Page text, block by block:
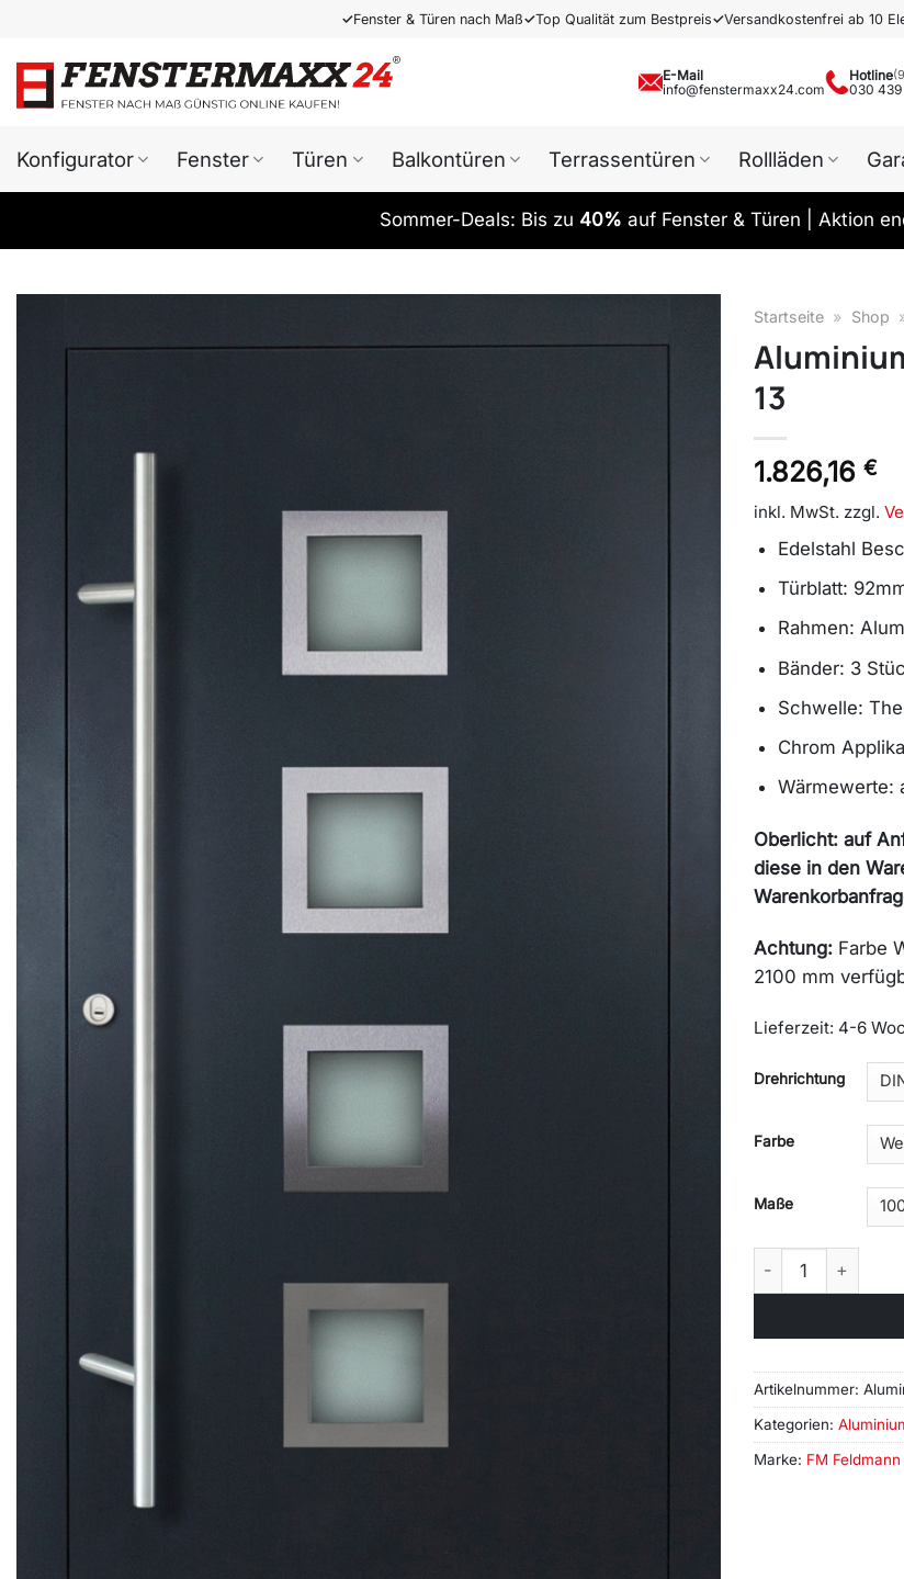
springen
✓Fenster & Türen nach Maß✓Top Qualität zum Bestpreis✓Versandkostenfrei ab 10
E-Mail
info@fenstermaxx24.com
Hotline
030
Konfigurator Fenster Türen Balkontüren Terrassentüren Rollläden
Sommer-Deals: Bis zu 40% auf Fenster & Türen | Aktion
Startseite » Shop
13
1.826,16 €
inkl. MwSt. zzgl.
Edelstahl
Türblatt:
Rahmen:
Bänder: 3
Schwelle:
Chrom
Wärmewerte:
Oberlicht: auf
diese in den
Achtung: Farbe
2100 mm
Lieferzeit: 4-6
Drehrichtung
Farbe
Maße
Aluminium
Artikelnummer:
Kategorien:
Marke: FM